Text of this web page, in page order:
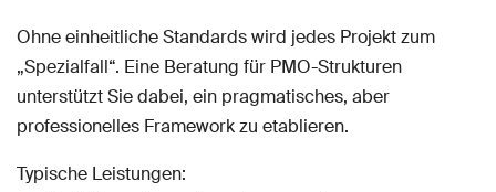
Ohne einheitliche Standards wird jedes Projekt zum
„Spezialfall“. Eine Beratung für PMO-Strukturen
unterstützt Sie dabei, ein pragmatisches, aber
professionelles Framework zu etablieren.
Typische Leistungen: